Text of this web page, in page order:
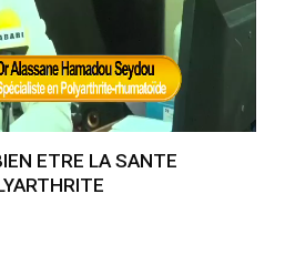
ETRE LA SANTE